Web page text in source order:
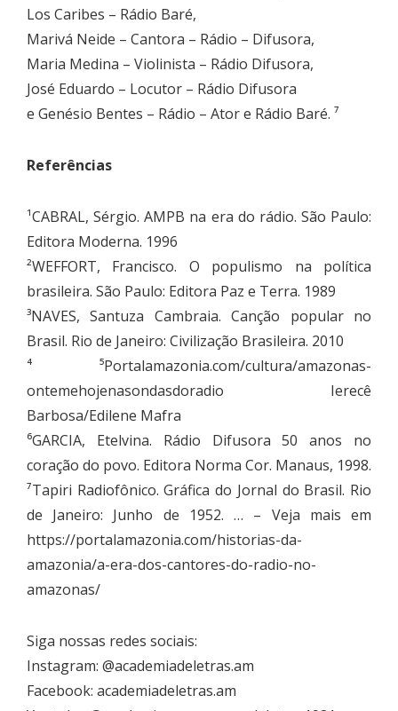
Los Caribes – Rádio Baré,
Marivá Neide – Cantora – Rádio – Difusora,
Maria Medina – Violinista – Rádio Difusora,
José Eduardo – Locutor – Rádio Difusora
e Genésio Bentes – Rádio – Ator e Rádio Baré. ⁷
Referências
¹CABRAL, Sérgio. AMPB na era do rádio. São Paulo:
Editora Moderna. 1996
²WEFFORT, Francisco. O populismo na política
brasileira. São Paulo: Editora Paz e Terra. 1989
³NAVES, Santuza Cambraia. Canção popular no
Brasil. Rio de Janeiro: Civilização Brasileira. 2010
⁴ ⁵Portalamazonia.com/cultura/amazonas-
ontemehojenasondasdoradio Ierecê
Barbosa/Edilene Mafra
⁶GARCIA, Etelvina. Rádio Difusora 50 anos no
coração do povo. Editora Norma Cor. Manaus, 1998.
⁷Tapiri Radiofônico. Gráfica do Jornal do Brasil. Rio
de Janeiro: Junho de 1952. … – Veja mais em
https://portalamazonia.com/historias-da-
amazonia/a-era-dos-cantores-do-radio-no-
amazonas/
Siga nossas redes sociais:
Instagram: @academiadeletras.am
Facebook: academiadeletras.am